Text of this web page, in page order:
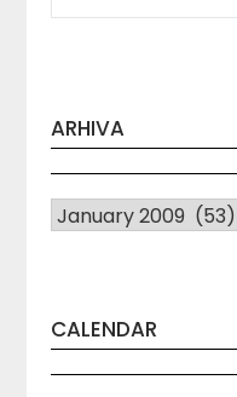
ARHIVA
Arhiva
CALENDAR